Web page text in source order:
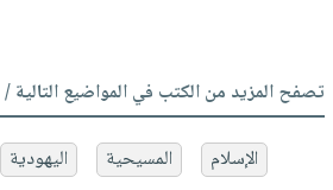
تصفح المزيد من الكتب في المواضيع التالية /
الإسلام المسيحية اليهودية